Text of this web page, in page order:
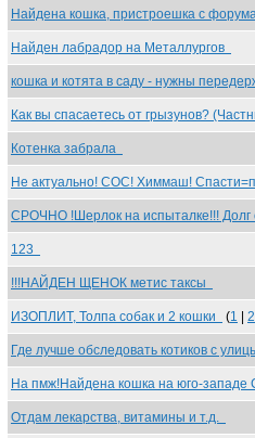
Найдена кошка, пристроешка с
Найден лабрадор на Металлургов
кошка и котята в саду - нужны
Как вы спасаетесь от грызунов?
Котенка забрала
Не актуально! СОС! Химмаш!
СРОЧНО !Шерлок на испыталке!!! Долг
123
!!!НАЙДЕН ЩЕНОК метис таксы
ИЗОПЛИТ, Толпа собак и 2 кошки (1 2
Где лучше обследовать котиков с
На пмж!Найдена кошка на юго-
Отдам лекарства, витамины и т.д.